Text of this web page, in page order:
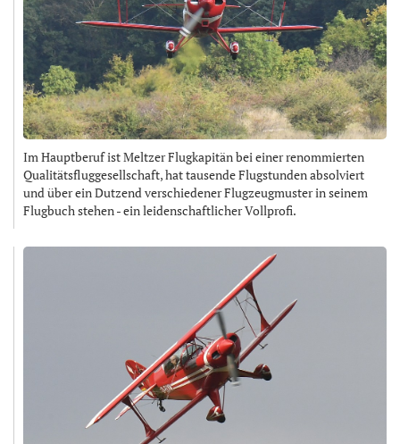
Im Hauptberuf ist Meltzer Flugkapitän bei einer renommierten
Qualitätsfluggesellschaft, hat tausende Flugstunden absolviert
und über ein Dutzend verschiedener Flugzeugmuster in seinem
Flugbuch stehen - ein leidenschaftlicher Vollprofi.